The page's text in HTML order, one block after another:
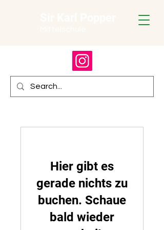
Hier gibt es
gerade nichts zu
buchen. Schaue
bald wieder